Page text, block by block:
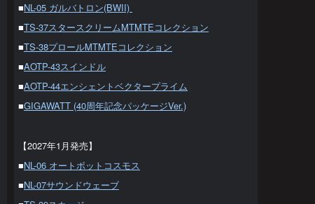
■NL-05 ガルバトロン(BWII)
■TS-37スタースクリームMTMTEコレクション
■TS-38プロールMTMTEコレクション
■AOTP-43スインドル
■AOTP-44エンシェントベクタープライム
■GIGAWATT (40周年記念パッケージVer.)
【2027年1月発売】
■NL-06 オートボットコスモス
■NL-07サウンドウェーブ